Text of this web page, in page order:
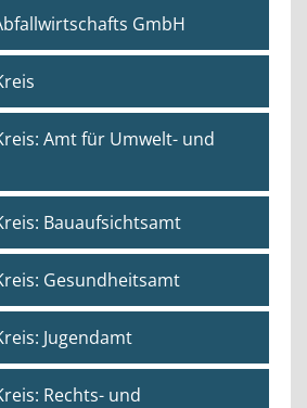
GmbH
Amt für Umwelt- und
Bauaufsichtsamt
Gesundheitsamt
Jugendamt
Rechts- und